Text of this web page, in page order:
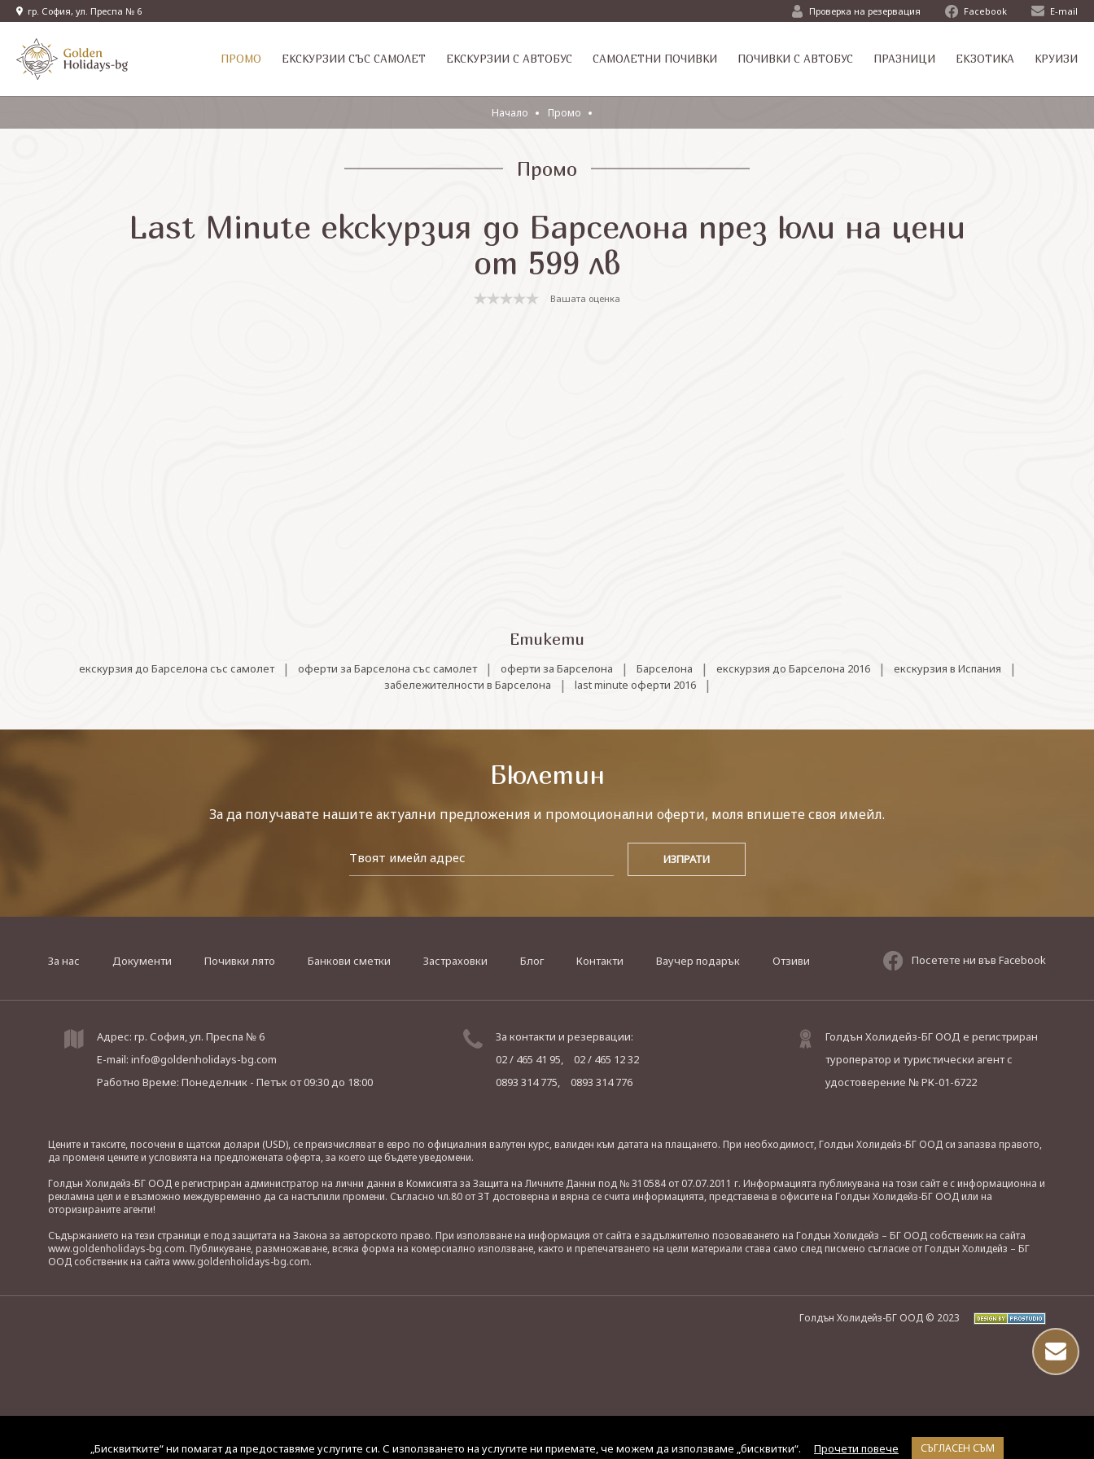
гр. София, ул. Преспа № 6 Проверка на резервация Facebook E-mail
ПРОМО EКСКУРЗИИ СЪС САМОЛЕТ ЕКСКУРЗИИ С АВТОБУС САМОЛЕТНИ ПОЧИВКИ ПОЧИВКИ С АВТОБУС ПРАЗНИЦИ ЕКЗОТИКА КРУИЗИ
Начало Промо
Промо
Last Minute екскурзия до Барселона през юли на цени
от 599 лв
Вашата оценка
Етикети
екскурзия до Барселона със самолет | оферти за Барселона със самолет | оферти за Барселона | Барселона | екскурзия до Барселона 2016 | екскурзия в Испания |
забележителности в Барселона | last minute оферти 2016 |
Бюлетин
За да получавате нашите актуални предложения и промоционални оферти, моля впишете своя имейл.
За нас Документи Почивки лято Банкови сметки Застраховки Блог Контакти Ваучер подарък Отзиви Посетете ни във Facebook
Адрес: гр. София, ул. Преспа № 6
E-mail: info@goldenholidays-bg.com
Работно Време: Понеделник - Петъкот 09:30 до 18:00
За контакти и резервации:
02 / 465 41 95,
02 / 465 12 32
0893 314 775,
0893 314 776
Голдън Холидейз-БГ ООД е регистриран
туроператор и туристически агент с
удостоверение № РК-01-6722
Цените и таксите, посочени в щатски долари (USD), се преизчисляват в евро по официалния валутен курс, валиден към датата на плащането. При необходимост, Голдън Холидейз-БГ ООД си запазва правото,
да променя цените и условията на предложената оферта, за което ще бъдете уведомени.
Голдън Холидейз-БГ ООД е регистриран администратор на лични данни в Комисията за Защита на Личните Данни под № 310584 от 07.07.2011 г. Информацията публикувана на този сайт е с информационна и
рекламна цел и е възможно междувременно да са настъпили промени. Съгласно чл.80 от ЗТ достоверна и вярна се счита информацията, представена в офисите на Голдън Холидейз-БГ ООД или на
оторизираните агенти!
Съдържанието на тези страници е под защитата на Закона за авторското право. При използване на информация от сайта е задължително позоваването на Голдън Холидейз – БГ ООД собственик на сайта
www.goldenholidays-bg.com. Публикуване, размножаване, всяка форма на комерсиално използване, както и препечатването на цели материали става само след писмено съгласие от Голдън Холидейз – БГ
ООД собственик на сайта www.goldenholidays-bg.com.
Голдън Холидейз-БГ ООД © 2023
„Бисквитките“ ни помагат да предоставяме услугите си. С използването на услугите ни приемате, че можем да използваме „бисквитки“. Прочети повече СЪГЛАСЕН СЪМ